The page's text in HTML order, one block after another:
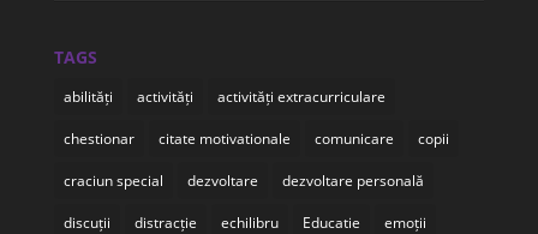
TAGS
abilități activități activități extracurriculare
chestionar citate motivationale comunicare copii
craciun special dezvoltare dezvoltare personală
discuții distracție echilibru Educatie emoții